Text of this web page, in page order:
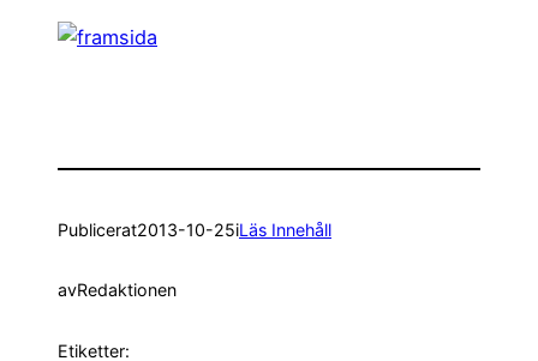
Publicerat2013-10-25iLäs Innehåll
avRedaktionen
Etiketter: